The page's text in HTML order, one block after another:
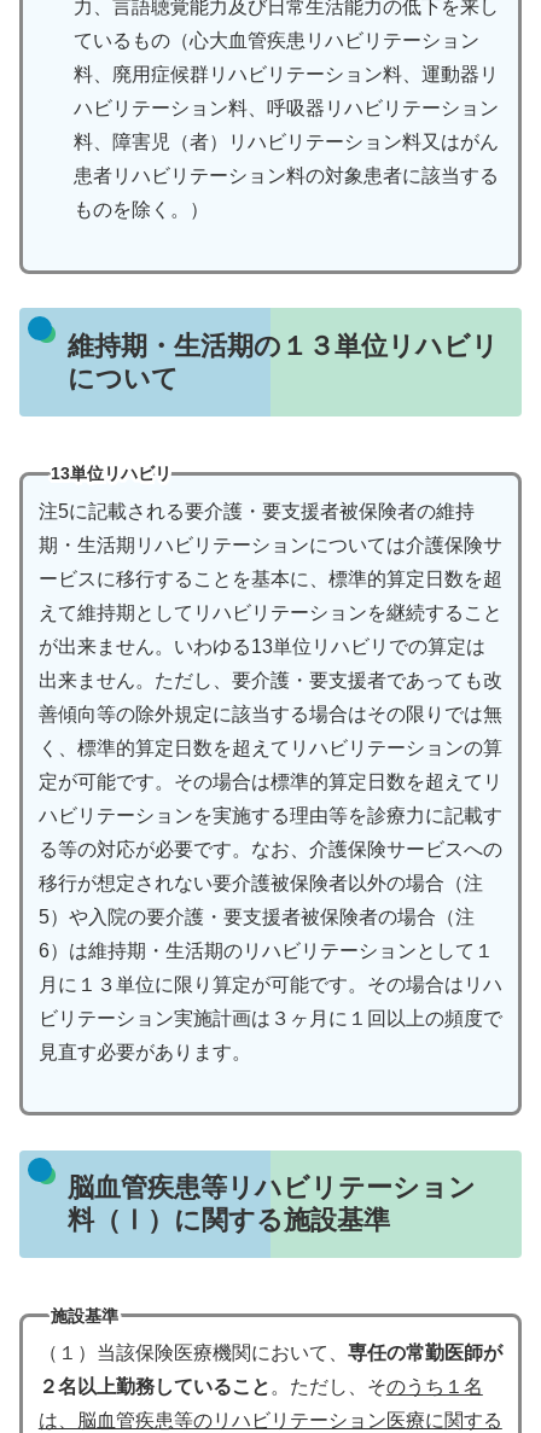
力、言語聴覚能力及び日常生活能力の低下を来し
ているもの（心大血管疾患リハビリテーション
料、廃用症候群リハビリテーション料、運動器リ
ハビリテーション料、呼吸器リハビリテーション
料、障害児（者）リハビリテーション料又はがん
患者リハビリテーション料の対象患者に該当する
ものを除く。）
維持期・生活期の１３単位リハビリ
について
13単位リハビリ
注5に記載される要介護・要支援者被保険者の維持
期・生活期リハビリテーションについては介護保険サ
ービスに移行することを基本に、標準的算定日数を超
えて維持期としてリハビリテーションを継続すること
が出来ません。いわゆる13単位リハビリでの算定は
出来ません。ただし、要介護・要支援者であっても改
善傾向等の除外規定に該当する場合はその限りでは無
く、標準的算定日数を超えてリハビリテーションの算
定が可能です。その場合は標準的算定日数を超えてリ
ハビリテーションを実施する理由等を診療力に記載す
る等の対応が必要です。なお、介護保険サービスへの
移行が想定されない要介護被保険者以外の場合（注
5）や入院の要介護・要支援者被保険者の場合（注
6）は維持期・生活期のリハビリテーションとして１
月に１３単位に限り算定が可能です。その場合はリハ
ビリテーション実施計画は３ヶ月に１回以上の頻度で
見直す必要があります。
脳血管疾患等リハビリテーション
料（Ⅰ）に関する施設基準
施設基準
（１）当該保険医療機関において、 専任の常勤医師が
２名以上勤務していること 。ただし、そのうち１名
は、脳血管疾患等のリハビリテーション医療に関する